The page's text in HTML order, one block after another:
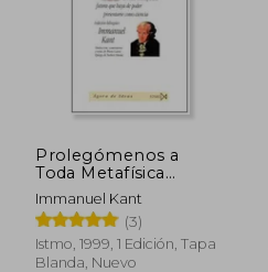
55%
dcto. S/ 62,63
Prolegómenos a
Toda Metafísica
Futura que Haya de
Poder Presentarse
Como Ciencia
Immanuel Kant
(3)
Istmo, 1999, 1 Edición, Tapa
Blanda, Nuevo